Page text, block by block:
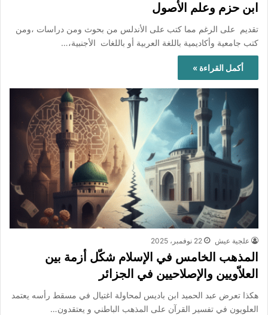
ابن حزم وعلم الأصول
تقديم على الرغم مما كتب على الأندلس من بحوث ومن دراسات ،ومن
كتب جامعية وأكاديمية باللغة العربية أو باللغات الأجنبية،…
أكمل القراءة »
علجية عيش 22 نوفمبر، 2025
المذهب الخامس في الإسلام شكّل أزمة بين
العلاّويين والإصلاحيين في الجزائر
هكذا تعرض عبد الحميد ابن باديس لمحاولة اغتيال في مسقط رأسه يعتمد
العلويون في تفسير القرآن على المذهب الباطني و يعتقدون…